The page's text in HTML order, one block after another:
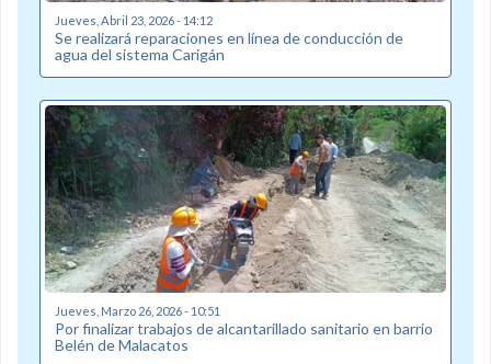
Jueves, Abril 23, 2026 - 14:12
Se realizará reparaciones en línea de conducción de
agua del sistema Carigán
Jueves, Marzo 26, 2026 - 10:51
Por finalizar trabajos de alcantarillado sanitario en barrio
Belén de Malacatos